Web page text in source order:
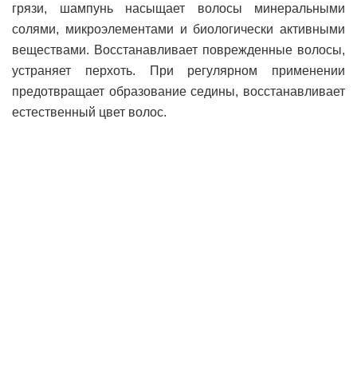
грязи, шампунь насыщает волосы минеральными
солями, микроэлементами и биологически активными
веществами. Восстанавливает поврежденные волосы,
устраняет перхоть. При регулярном применении
предотвращает образование седины, восстанавливает
естественный цвет волос.